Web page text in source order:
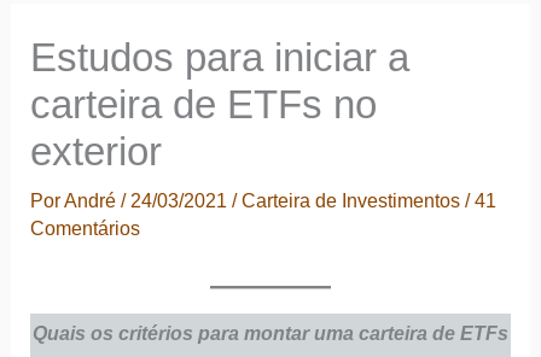
Estudos para iniciar a
carteira de ETFs no
exterior
PorAndré/ 24/03/2021/Carteira de Investimentos /41
Comentários
Quais os critérios para montar uma carteira de ETFs